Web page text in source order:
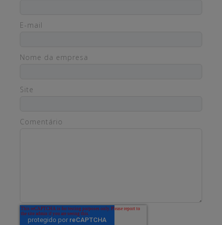
E-mail
Nome da empresa
Site
Comentário